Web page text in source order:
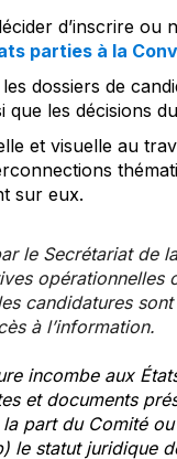
d’inscrire ou
parties à la
dossiers de
les décisions
et visuelle au
sur eux.
le Secrétariat de
opérationnelles
candidatures
à l’information.
incombe aux
et documents
part du Comité ou
le statut juridique